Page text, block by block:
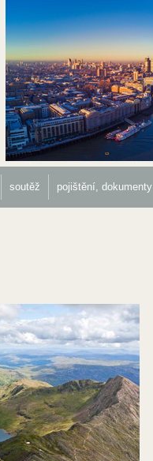
soutěž pojištění, dokumenty